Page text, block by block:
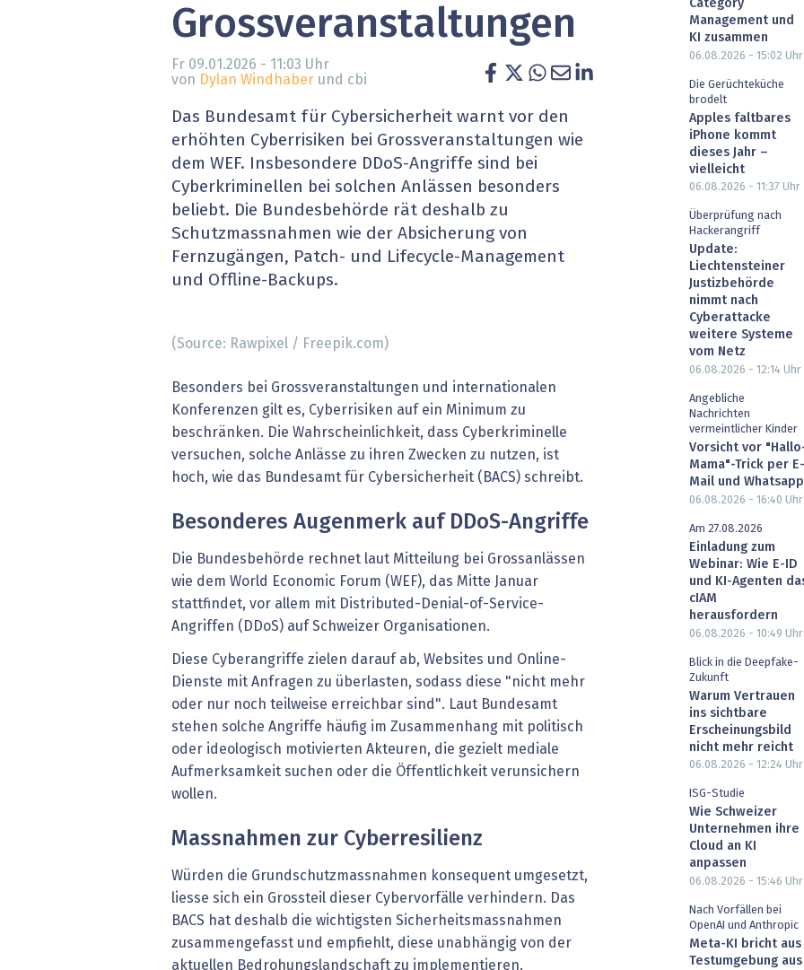
» alle News Gesundheit wird digital
EU-DSGVO
XaaS, Managed Services & Co.
Digital Banking
» alle Dossiers
IT for Health
Artificial Intelligence
Finance 2030
Fintech & Insurtech
Professional AV & Digital Signage
Grossveranstaltungen
Fr 09.01.2026 - 11:03 Uhr
von Dylan Windhaber und cbi
Das Bundesamt für Cybersicherheit warnt vor den
erhöhten Cyberrisiken bei Grossveranstaltungen wie
dem WEF. Insbesondere DDoS-Angriffe sind bei
Cyberkriminellen bei solchen Anlässen besonders
beliebt. Die Bundesbehörde rät deshalb zu
Schutzmassnahmen wie der Absicherung von
Fernzugängen, Patch- und Lifecycle-Management
und Offline-Backups.
(Source: Rawpixel / Freepik.com)
Besonders bei Grossveranstaltungen und internationalen
Konferenzen gilt es, Cyberrisiken auf ein Minimum zu
beschränken. Die Wahrscheinlichkeit, dass Cyberkriminelle
versuchen, solche Anlässe zu ihren Zwecken zu nutzen, ist
hoch, wie das Bundesamt für Cybersicherheit (BACS) schreibt.
Besonderes Augenmerk auf DDoS-Angriffe
Die Bundesbehörde rechnet laut Mitteilung bei Grossanlässen
wie dem World Economic Forum (WEF), das Mitte Januar
stattfindet, vor allem mit Distributed-Denial-of-Service-
Angriffen (DDoS) auf Schweizer Organisationen.
Diese Cyberangriffe zielen darauf ab, Websites und Online-
Dienste mit Anfragen zu überlasten, sodass diese "nicht mehr
oder nur noch teilweise erreichbar sind". Laut Bundesamt
stehen solche Angriffe häufig im Zusammenhang mit politisch
oder ideologisch motivierten Akteuren, die gezielt mediale
Aufmerksamkeit suchen oder die Öffentlichkeit verunsichern
wollen.
Massnahmen zur Cyberresilienz
Würden die Grundschutzmassnahmen konsequent umgesetzt,
liesse sich ein Grossteil dieser Cybervorfälle verhindern. Das
BACS hat deshalb die wichtigsten Sicherheitsmassnahmen
zusammengefasst und empfiehlt, diese unabhängig von der
aktuellen Bedrohungslandschaft zu implementieren.
Category
Management und
KI zusammen
06.08.2026 - 15:02 Uhr
Die Gerüchteküche
brodelt
Apples faltbares
iPhone kommt
dieses Jahr –
vielleicht
06.08.2026 - 11:37 Uhr
Überprüfung nach
Hackerangriff
Update:
Liechtensteiner
Justizbehörde
nimmt nach
Cyberattacke
weitere Systeme
vom Netz
06.08.2026 - 12:14 Uhr
Angebliche
Nachrichten
vermeintlicher Kinder
Vorsicht vor
Mama"-Trick per E-
Mail und Whatsapp
06.08.2026 - 16:40 Uhr
Am 27.08.2026
Einladung zum
Webinar: Wie E-ID
und KI-Agenten
cIAM
herausfordern
06.08.2026 - 10:49 Uhr
Blick in die Deepfake-
Zukunft
Warum Vertrauen
ins sichtbare
Erscheinungsbild
nicht mehr reicht
06.08.2026 - 12:24 Uhr
ISG-Studie
Wie Schweizer
Unternehmen ihre
Cloud an KI
anpassen
06.08.2026 - 15:46 Uhr
Nach Vorfällen bei
OpenAI und Anthropic
Meta-KI bricht aus
Testumgebung aus